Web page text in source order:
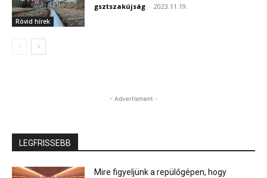
Rövid hírek
gsztszakújság - 2023.11.19.
- Advertisment -
LEGFRISSEBB
Mire figyeljünk a repülőgépen, hogy